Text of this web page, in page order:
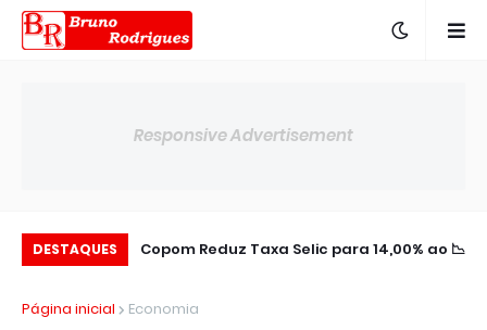
Responsive Advertisement
DESTAQUES
📉 Copom Reduz Taxa Selic para 14,00% ao
🌎 BTG Pactual Amplia Presença na
Negativo no
Página inicial
Economia